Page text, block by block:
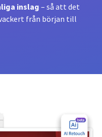
inslag– så att det
från början till